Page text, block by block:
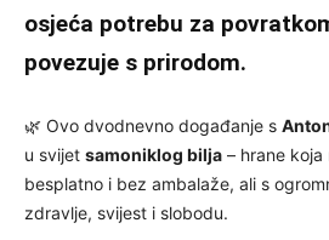
osjeća potrebu za
povezuje s prirodom.
🌿 Ovo dvodnevno događanje s
u svijet samoniklog bilja – hrane
besplatno i bez ambalaže, ali s
zdravlje, svijest i slobodu.